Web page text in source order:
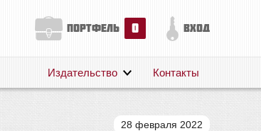
портфель 0 вход
Издательство Контакты
28 февраля 2022